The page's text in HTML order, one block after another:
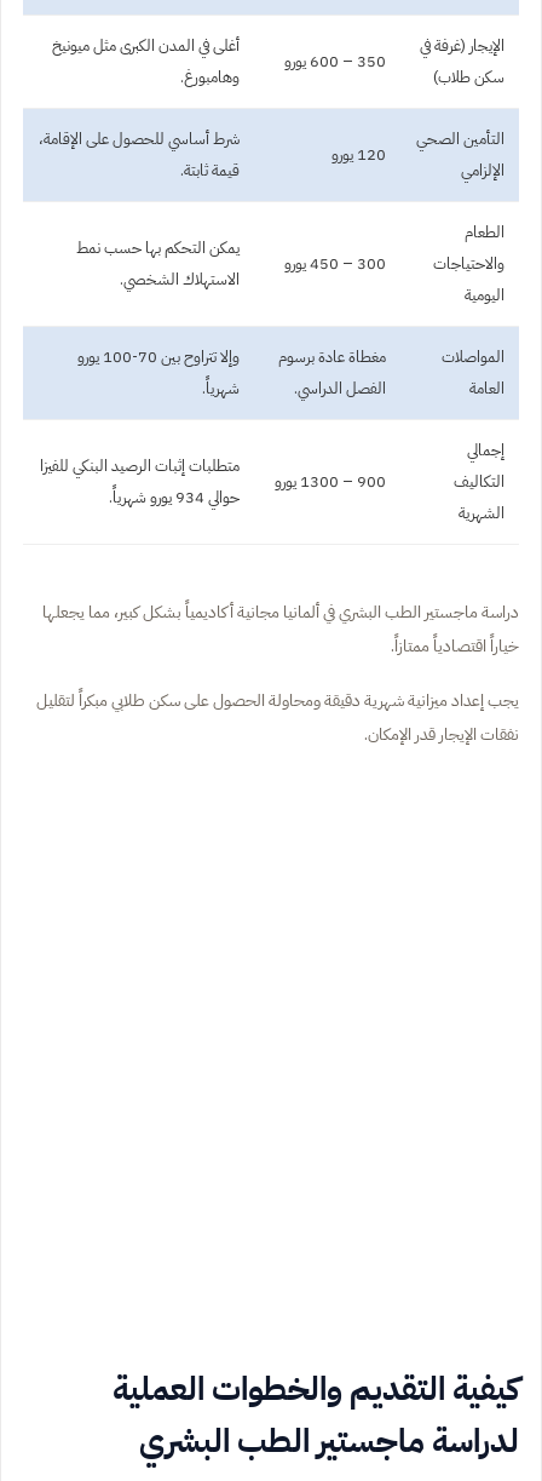
الإيجار (غرفة في
سكن طلاب)
350 – 600 يورو
أغلى في المدن الكبرى مثل ميونيخ
وهامبورغ.
التأمين الصحي
الإلزامي
120 يورو
شرط أساسي للحصول على الإقامة،
قيمة ثابتة.
الطعام
والاحتياجات
اليومية
300 – 450 يورو
يمكن التحكم بها حسب نمط
الاستهلاك الشخصي.
المواصلات
العامة
مغطاة عادة برسوم
الفصل الدراسي.
وإلا تتراوح بين 70-100 يورو
شهرياً.
إجمالي
التكاليف
الشهرية
900 – 1300 يورو
متطلبات إثبات الرصيد البنكي للفيزا
حوالي 934 يورو شهرياً.
دراسة ماجستير الطب البشري في ألمانيا مجانية أكاديمياً بشكل كبير، مما يجعلها
خياراً اقتصادياً ممتازاً.
يجب إعداد ميزانية شهرية دقيقة ومحاولة الحصول على سكن طلابي مبكراً لتقليل
نفقات الإيجار قدر الإمكان.
كيفية التقديم والخطوات العملية
لدراسة ماجستير الطب البشري